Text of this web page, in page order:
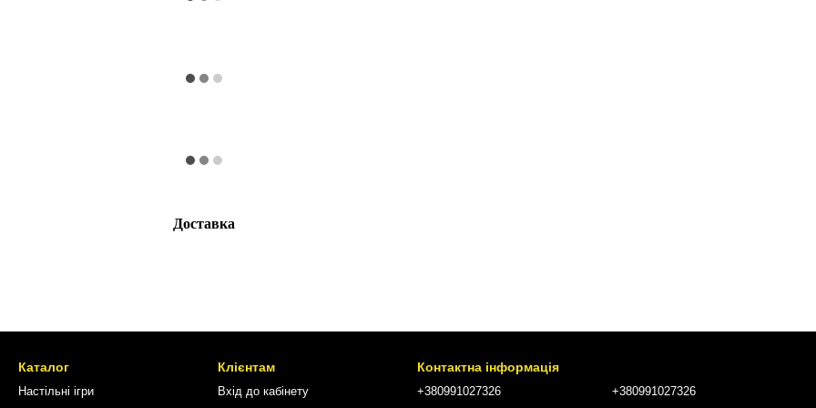
Доставка
Каталог
Настільні ігри
Клієнтам
Вхід до кабінету
Контактна інформація
+380991027326 +380991027326